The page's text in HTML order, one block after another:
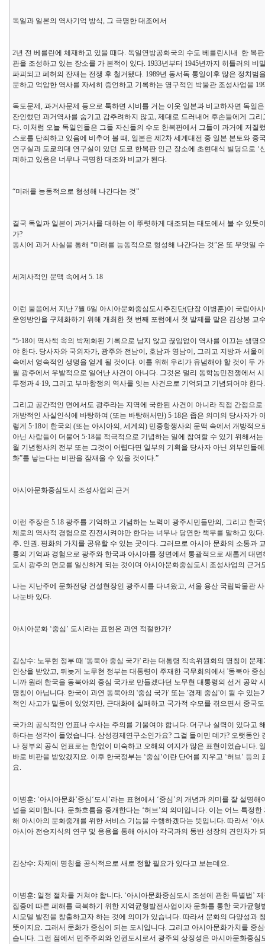
독일과 일본의 역사기억 방식, 그 극명한 대조에서
2년 전 베를린에 체재하고 있을 때다. 독일연방공화국의 수도 베를린시내 한 복
관을 조성하고 있는 장소를 가 본적이 있다. 1933년부터 1945년까지 히틀러의
파괴되고 폐허의 잔재는 전쟁 후 철거됐다. 1989년 동서독 통일이후 많은 정치
문하고 억압한 역사를 자세히 증언하고 기록하는 영구적인 박물관 조성사업을
독도문제, 과거사문제 등으로 툭하면 시비를 거는 이웃 일본과 비교하자면 독일
잔인했던 과거역사를 숨기고 감추려하지 않고, 제대로 드러내어 후손들에게 그
다. 이처럼 오늘 독일인들은 그들 자신들의 수도 한복판에서 그들이 과거에 저
스로를 단죄하고 있음에 비추어 볼 때, 일본은 제2차 세계대전 중 일본 본토와
연구실과 도쿄의대 연구실이 있던 도쿄 한복판 인근 장소에 초현대식 빌딩으로
폐하고 있음은 너무나 극명한 대조와 비교가 된다.
“미래를 능동적으로 형성해 나간다는 것”
결국 독일과 일본이 과거사를 대하는 이 뚜렷하게 대조되는 태도에서 볼 수 있
가?
동시에 과거 사실을 통해 “미래를 능동적으로 형성해 나간다는 것”은 또 무엇일
세계사적인 문맥 속에서 5. 18
이런 물음에서 지난 7월 6일 아시아문화중심도시추진단(단장 이병훈)이 국립아
운영방안을 구체화하기 위해 개최한 첫 번째 포럼에서 첫 발제를 맡은 김상봉
“5·18이 역사책 속의 박제화된 기록으로 남지 않고 끊임없이 역사를 이끄는 생
야 한다. 당사자와 국외자가, 광주와 전남이, 호남과 영남이, 그리고 지방과 서울
속에서 영속적인 생명을 얻게 될 것이다. 이를 위해 우리가 유념해야 할 것이 두
월 광주에서 우발적으로 일어난 사건이 아니다. 그것은 멀리 동학농민전쟁에서
투쟁과 4·19, 그리고 부마항쟁의 역사를 잇는 사건으로 기억되고 기념되어야 한다.
그리고 공간적인 면에서도 광주라는 지역에 국한된 사건이 아니라 직접 간접으
개방적인 사실인식에 바탕하여 (또는 바탕해서만) 5·18은 좁은 의미의 당사자
렇게 5·18이 한국의 (또는 아시아의, 세계의) 민중항쟁사의 문맥 속에서 개방적
아닌 사람들이 더불어 5·18을 적극적으로 기념하는 일에 참여할 수 있기 위해서
월 기념행사의 전부 또는 그것이 어렵다면 일부의 기획을 당사자 아닌 외부인들
화”를 낳는다는 비판을 잠재울 수 있을 것이다.”
아시아문화중심도시 조성사업의 근거
이런 주장은 5.18 광주를 기억하고 기념하는 노력이 광주시민들만의, 그리고 한
체로의 역사적 경험으로 진전시켜야만 한다는 너무나 당연한 책무를 말하고 있
주. 인권. 평화의 가치를 공유할 수 있는 곳이다. 그러므로 아시아 문화의 소통과
통의 기억과 경험으로 광주와 한국과 아시아를 정면에서 통괄적으로 새롭게 대
도시 광주의 면모를 일신하게 되는 것이며 아시아문화중심도시 조성사업의 근거
나는 지난주에 문화전당 건설현장인 광주시를 다녀왔고, 서울 용산 국립박물관
나눈바 있다.
아시아문화 ‘중심’ 도시라는 표현은 과연 적절한가?
김상수: 노무현 정부 때 '동북아 중심 국가' 라는 대통령 직속위원회의 명칭이 문
인상을 받았고, 뒤늦게 노무현 정부는 대통령이 주재한 국무회의에서 '동북아
니까 원래 한국을 동북아의 중심 국가로 만들겠다던 노무현 대통령의 선거 공약
명칭이 아닙니다. 한국이 과연 동북아의 '중심 국가' 또는 '경제 중심'이 될 수 있
적인 사고가 밑둥에 있었지만, 근대화에 실패하고 국가적 수모를 겪으면서 중국
국가의 공식적인 언표나 수사는 주의를 기울여야 합니다. 더구나 실력이 있다고
하다는 생각이 들었습니다. 삼성경제연구소인가요? 그걸 들이민 데가? 오랫동
나 정부의 공식 언표로는 한없이 미숙하고 오해의 여지가 많은 표현이었습니다.
바로 비판을 받았겠지요. 이후 한국정부는 ‘중심’이란 단어를 지우고 ‘허브’ 등
요.
이병훈: ‘아시아문화’중심‘도시’라는 표현에서 ‘중심’의 개념과 의미를 잘 설명
널을 의미합니다. 문화흐름을 중개한다는 ‘허브’의 의미입니다. 이는 어느 특정
해 아시아의 문화중개를 위한 서비스 기능을 수행하겠다는 뜻입니다. 따라서 ‘
아시아 전승지식의 연구 및 응용을 통해 아시아 각국과의 동반 성장의 견인차가
김상수: 차제에 명칭을 공식적으로 새로 정할 필요가 있다고 보는데요.
이병훈: 일정 절차를 거쳐야 합니다. ‘아시아문화중심도시 조성에 관한 특별법’
집중에 따른 폐해를 극복하기 위한 지역균형발전사업이자 문화를 통한 국가균
시모델 발전을 창출하고자 하는 것에 의미가 있습니다. 따라서 문화의 다양성과
뜻이지요. 그래서 문화가 중심이 되는 도시입니다. 그리고 아시아문화가치를 중
습니다. 그런 점에서 민주주의와 인권도시로서 광주의 상징성은 아시아문화중